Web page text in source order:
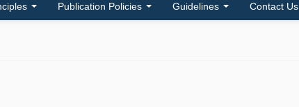
Publication Policies Guidelines Contact Us